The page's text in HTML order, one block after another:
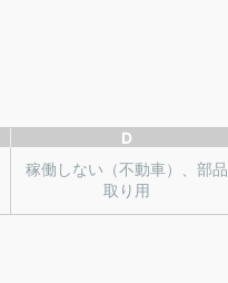
D
稼働しない（不動車）、部品
取り用